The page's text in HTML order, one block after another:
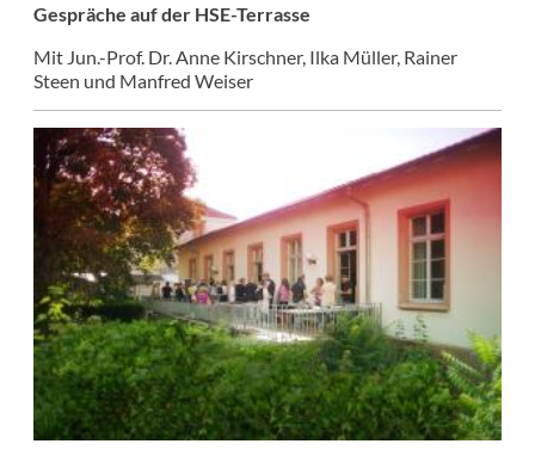
calendar
Gespräche auf der HSE-Terrasse
Mit Jun.-Prof. Dr. Anne Kirschner, Ilka Müller, Rainer
Steen und Manfred Weiser